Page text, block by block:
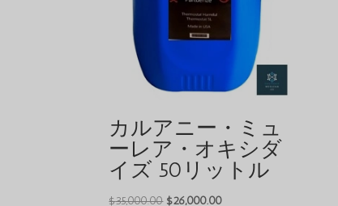
カルアニー・ミュ
ーレア・オキシダ
イズ 50リットル
$35,000.00 元
$26,000.00現